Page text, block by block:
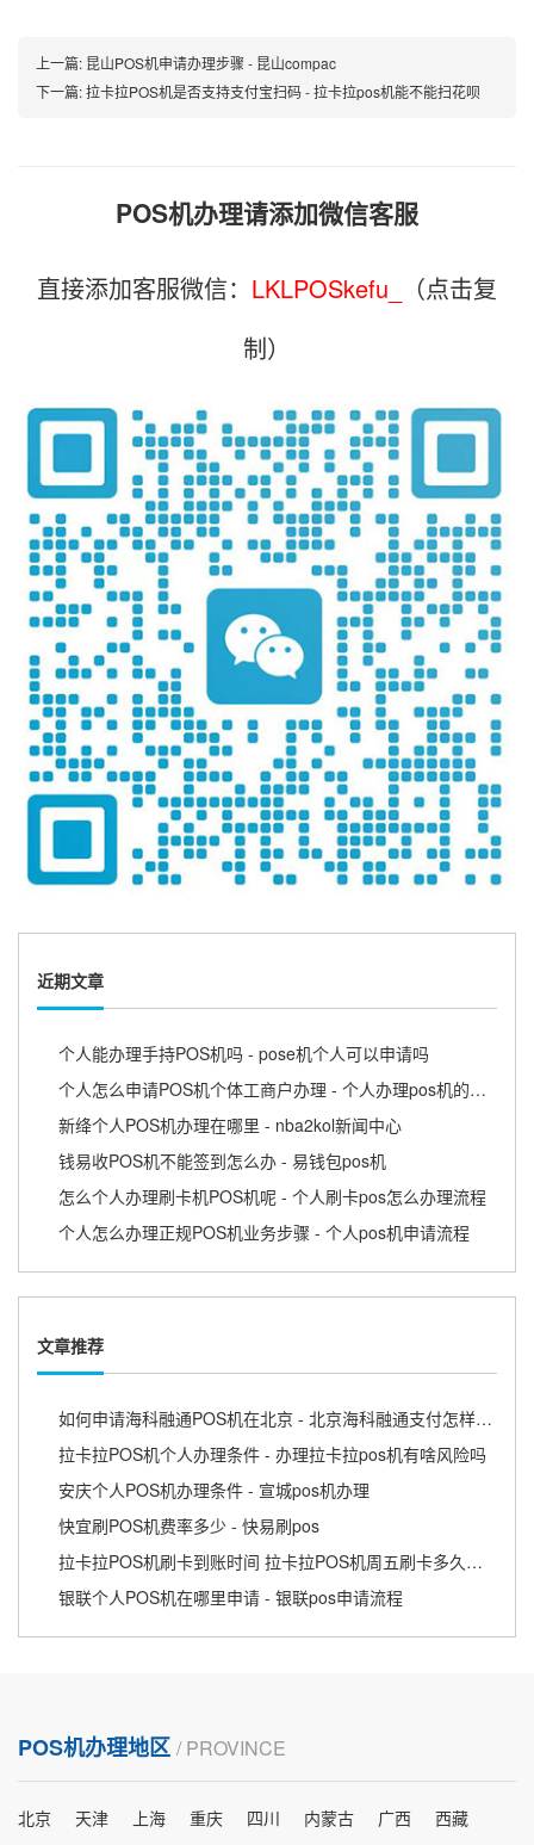
上一篇: 昆山POS机申请办理步骤 - 昆山compac
下一篇:拉卡拉POS机是否支持支付宝扫码 - 拉卡拉pos机能不能扫花呗
POS机办理请添加微信客服
直接添加客服微信： LKLPOSkefu_
（点击复
制）
近期文章
个人能办理手持POS机吗 - pose机个人可以申请吗
个人怎么申请POS机个体工商户办理 - 个人办理pos机的流程
新绛个人POS机办理在哪里 - nba2kol新闻中心
钱易收POS机不能签到怎么办 - 易钱包pos机
怎么个人办理刷卡机POS机呢 - 个人刷卡pos怎么办理流程
个人怎么办理正规POS机业务步骤 - 个人pos机申请流程
文章推荐
如何申请海科融通POS机在北京 - 北京海科融通支付怎样收费
拉卡拉POS机个人办理条件 - 办理拉卡拉pos机有啥风险吗
安庆个人POS机办理条件 - 宣城pos机办理
快宜刷POS机费率多少 - 快易刷pos
拉卡拉POS机刷卡到账时间 拉卡拉POS机周五刷卡多久到账
银联个人POS机在哪里申请 - 银联pos申请流程
POS机办理地区 / PROVINCE
北京 天津 上海 重庆 四川 内蒙古 广西 西藏